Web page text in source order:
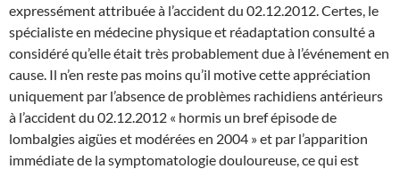
expressément attribuée à l’accident du 02.12.2012. Certes, le
spécialiste en médecine physique et réadaptation consulté a
considéré qu’elle était très probablement due à l’événement en
cause. Il n’en reste pas moins qu’il motive cette appréciation
uniquement par l’absence de problèmes rachidiens antérieurs
à l’accident du 02.12.2012 « hormis un bref épisode de
lombalgies aigües et modérées en 2004 » et par l’apparition
immédiate de la symptomatologie douloureuse, ce qui est